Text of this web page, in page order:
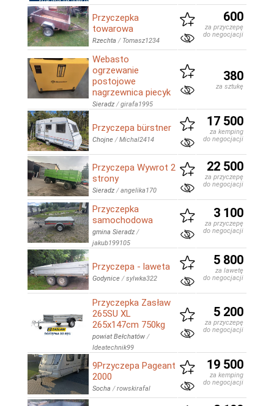
Przyczepka
towarowa
Rzechta / Tomasz1234
600
za przyczepę
do negocjacji
Webasto
ogrzewanie
postojowe
nagrzewnica piecyk
Sieradz /girafa1995
380
za sztukę
Przyczepa bürstner
Chojne /Michal2414
17 500
za kemping
do negocjacji
Przyczepa Wywrot 2
strony
Sieradz /angelika170
22 500
za przyczepę
do negocjacji
Przyczepka
samochodowa
gmina Sieradz /
jakub199105
3 100
za przyczepę
do negocjacji
Przyczepa - laweta
Godynice /sylwka322
5 800
za lawetę
do negocjacji
Przyczepka Zasław
265SU XL
265x147cm 750kg
powiat Bełchatów /
Ideatechnik99
5 200
za przyczepę
do negocjacji
9Przyczepa Pageant
2000
Socha /rowskirafal
19 500
za kemping
do negocjacji